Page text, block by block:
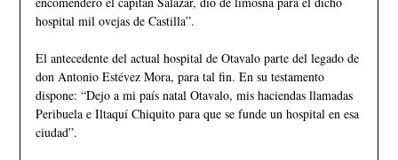
hospital mil ovejas de Castilla”.
El antecedente del actual hospital de Otavalo parte del legado de
don Antonio Estévez Mora, para tal fin. En su testamento
dispone: “Dejo a mi país natal Otavalo, mis haciendas llamadas
Peribuela e Iltaquí Chiquito para que se funde un hospital en esa
ciudad”.